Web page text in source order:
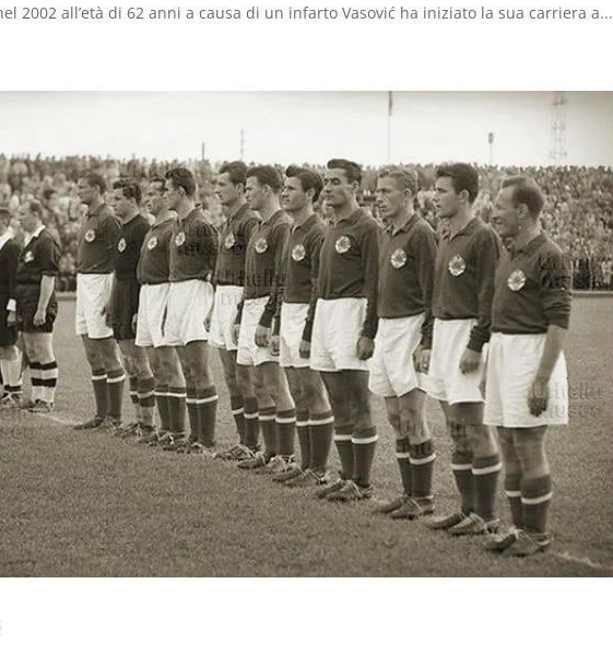
2002 all’età di 62 anni a causa di un infarto Vasović ha iniziato la sua carriera a...